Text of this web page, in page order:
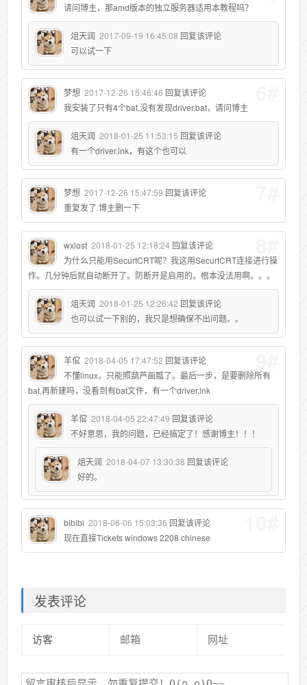
请问博主，那amd版本的独立服务器适用本教程吗？
俎天润 2017-09-19 16:45:08 回复该评论
可以试一下
梦想 2017-12-26 15:46:46 回复该评论
我安装了只有4个bat,没有发现driver.bat，请问博主
俎天润 2018-01-25 11:53:15 回复该评论
有一个driver.lnk，有这个也可以
梦想 2017-12-26 15:47:59 回复该评论
重复发了.博主删一下
wxlost 2018-01-25 12:18:24 回复该评论
为什么只能用SecurtCRT呢？我这用SecurtCRT连接进行操
作。几分钟后就自动断开了。防断开是启用的。根本没法用啊。。。
俎天润 2018-01-25 12:26:42 回复该评论
也可以试一下别的，我只是想确保不出问题。。
羊倌 2018-04-05 17:47:52 回复该评论
不懂linux，只能照葫芦画瓢了。最后一步，是要删除所有
bat,再新建吗，没看到有bat文件，有一个driver.lnk
羊倌 2018-04-05 22:47:49 回复该评论
不好意思，我的问题，已经搞定了！感谢博主！！！
俎天润 2018-04-07 13:30:38 回复该评论
好的。
bibibi 2018-06-06 15:03:36 回复该评论
现在直接Tickets windows 2208 chinese
发表评论